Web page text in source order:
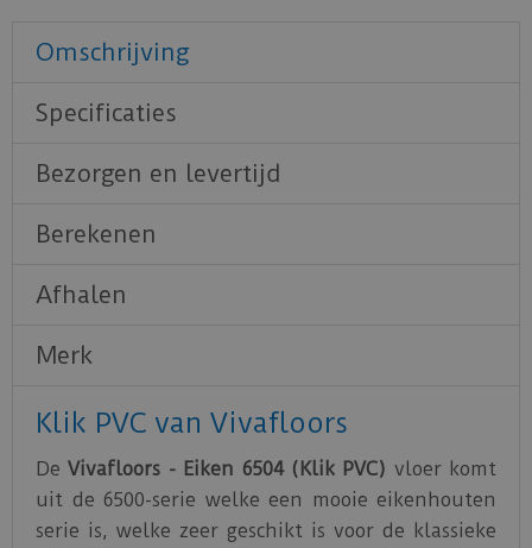
Omschrijving
Specificaties
Bezorgen en levertijd
Berekenen
Afhalen
Merk
Klik PVC van Vivafloors
DeVivafloors - Eiken 6504 (Klik PVC) vloer komt
uit de 6500-serie welke een mooie eikenhouten
serie is, welke zeer geschikt is voor de klassieke